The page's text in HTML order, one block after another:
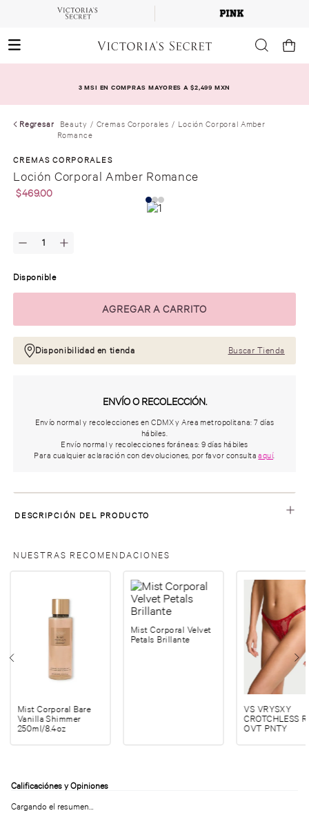
3 MSI EN COMPRAS MAYORES A $2,499 MXN
Regresar Beauty Cremas Corporales
Loción Corporal Amber
Romance
CREMAS CORPORALES
Loción Corporal Amber Romance
$469.00
Disponible
Disponibilidad en tienda Buscar Tienda
ENVÍO O RECOLECCIÓN.
Envío normal y recolecciones en CDMX y Area metropolitana: 7 días
hábiles.
Envío normal y recolecciones foráneas: 9 días hábiles
Para cualquier aclaración con devoluciones, por favor consultaaquí.
DESCRIPCIÓN DEL PRODUCTO
NUESTRAS RECOMENDACIONES
Mist Corporal Bare
Vanilla Shimmer
250ml/8.4oz
Mist Corporal Velvet
Petals Brillante
VS VRYSXY
CROTCHLESS
OVT PNTY
Cargando el resumen…